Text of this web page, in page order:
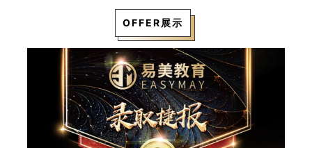
OFFER展示